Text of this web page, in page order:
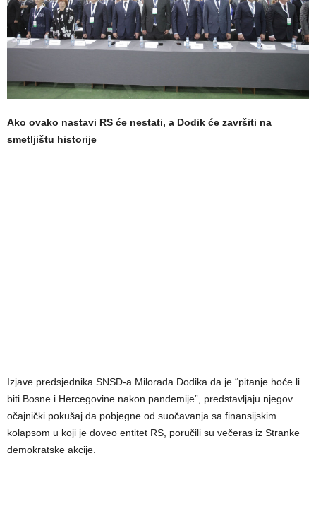
Ako ovako nastavi RS će nestati, a Dodik će završiti na
smetljištu historije
Izjave predsjednika SNSD-a Milorada Dodika da je “pitanje hoće li
biti Bosne i Hercegovine nakon pandemije”, predstavljaju njegov
očajnički pokušaj da pobjegne od suočavanja sa finansijskim
kolapsom u koji je doveo entitet RS, poručili su večeras iz Stranke
demokratske akcije.